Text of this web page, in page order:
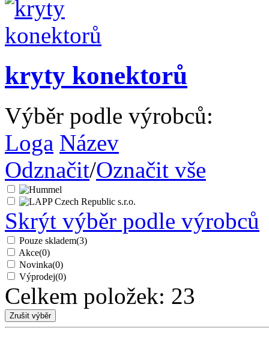
kryty konektorů
Výběr podle výrobců:
Loga Název
Odznačit/Označit vše
Skrýt výběr podle výrobců
Pouze skladem(3)
Akce(0)
Novinka(0)
Výprodej(0)
Celkem položek: 23